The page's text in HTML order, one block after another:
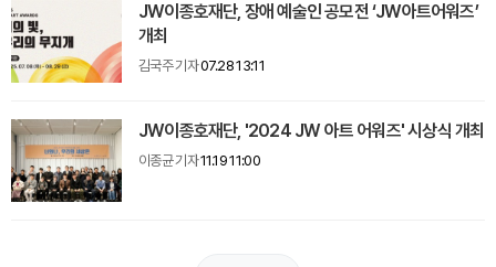
JW이종호재단, 장애 예술인 공모전 ‘JW아트어워즈’
개최
김국주 기자07.28 13:11
JW이종호재단, '2024 JW 아트 어워즈' 시상식 개최
이종균 기자11.19 11:00